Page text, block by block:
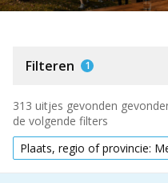
Filteren 1
313 uitjes gevonden
de volgende filters
Plaats, regio of provincie: